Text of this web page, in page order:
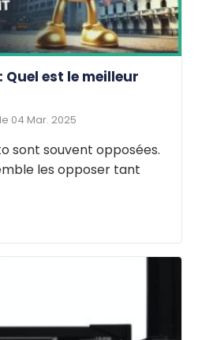
est le meilleur
04 Mar. 2025
sont souvent opposées.
les opposer tant